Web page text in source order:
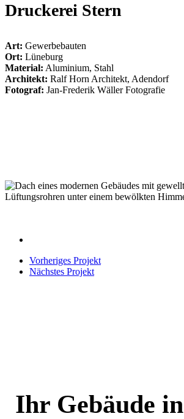
003_druckerei_stern_lueneburg
Druckerei Stern
Art: Gewerbebauten
Ort: Lüneburg
Material: Aluminium, Stahl
Architekt: Ralf Horn Architekt, Adendorf
Fotograf: Jan-Frederik Wäller Fotografie
Vorheriges Projekt
Nächstes Projekt
Ihr Gebäude in